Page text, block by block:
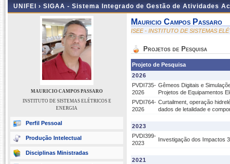
UNIFEI › SIGAA - Sistema Integrado de Gestão de Atividades
MAURICIO CAMPOS PASSARO
INSTITUTO DE SISTEMAS ELÉTRICOS E
ENERGIA
Perfil Pessoal
Produção Intelectual
Disciplinas Ministradas
Mauricio Campos Passaro
ISEE - INSTITUTO DE SISTEMAS
Projetos de Pesquisa
Projeto de Pesquisa
2026
PVDI735-
2026
Gêmeos Digitais e
Projetos de Equipamentos
PVDI764-
2026
Curtailment, operação
dados de letalidade e
2023
PVDI399-
2023
Investigação dos Impactos
2021